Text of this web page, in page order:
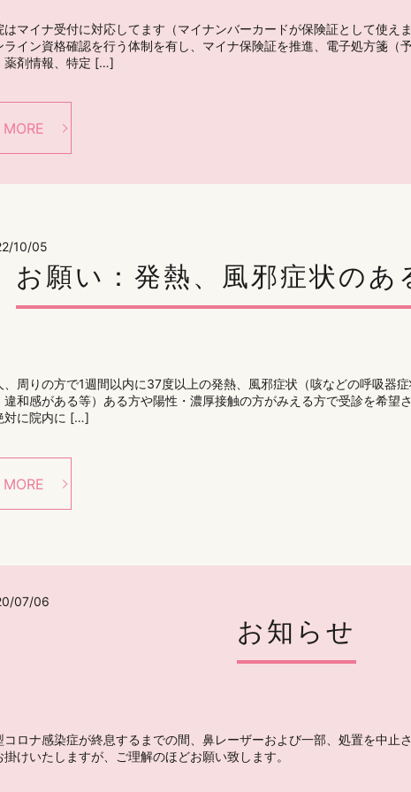
はマイナ受付に対応してます（マイナンバーカードが保険証として使え
ライン資格確認を行う体制を有し、マイナ保険証を推進、電子処方箋（
薬剤情報、特定 […]
MORE
10/05
お願い：発熱、風邪症状のあ
、周りの方で1週間以内に37度以上の発熱、風邪症状（咳などの呼吸器
違和感がある等）ある方や陽性・濃厚接触の方がみえる方で受診を希望
対に院内に […]
MORE
07/06
お知らせ
コロナ感染症が終息するまでの間、鼻レーザーおよび一部、処置を中止
掛けいたしますが、ご理解のほどお願い致します。